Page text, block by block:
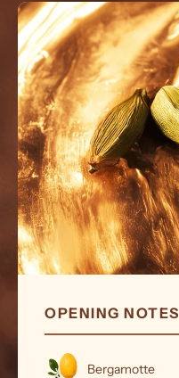
OPENING NOTES
Bergamotte